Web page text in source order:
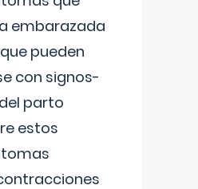
embarazada
pueden
con signos-
parto
estos